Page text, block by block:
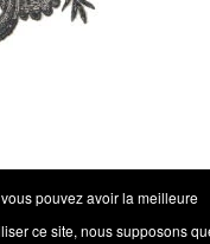
pouvez avoir la meilleure
ce site, nous supposons